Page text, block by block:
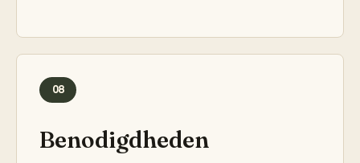
08
Benodigdheden